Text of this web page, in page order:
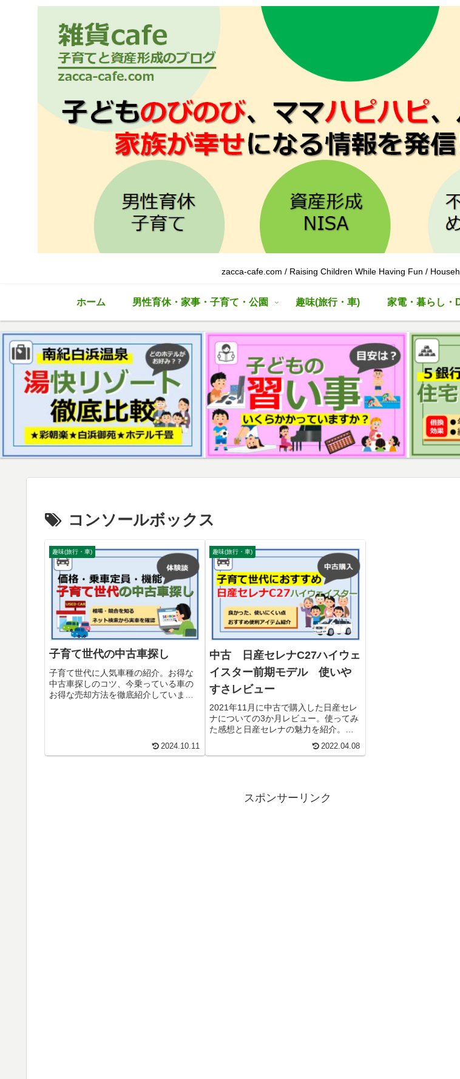
zacca-cafe.com / Raising Children While Having Fun /
ホーム 男性育休・家事・子育て・公園 趣味(旅行・車) 家電・暮らし・
コンソールボックス
趣味(旅行・車)
子育て世代の中古車探し
子育て世代に人気車種の紹介。お得な
中古車探しのコツ、今乗っている車の
お得な売却方法を徹底紹介していま
2024.10.11
趣味(旅行・車)
中古 日産セレナC27ハイウェ
イスター前期モデル 使いや
すさレビュー
2021年11月に中古で購入した日産セレ
ナについての3か月レビュー。使ってみ
た感想と日産セレナの魅力を紹介。デ
メリットを補う方法についても紹介し
ています。今後も使い勝手を向上させ
2022.04.08
スポンサーリンク